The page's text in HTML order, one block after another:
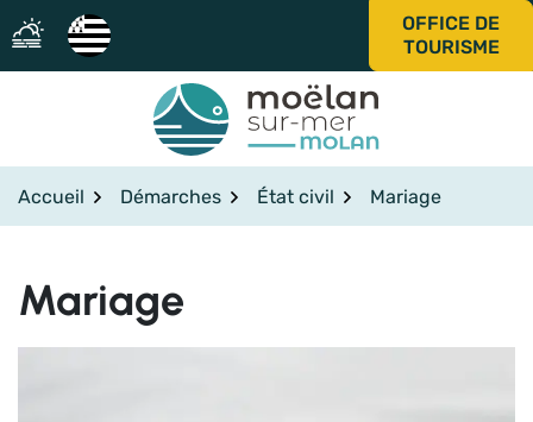
Aller
au
contenu
OFFICE DE
TOURISME
Accueil Démarches État civil Mariage
Mariage